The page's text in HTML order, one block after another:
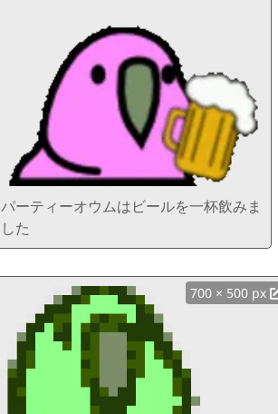
パーティーオウムはビールを一杯飲みま
した
700 × 500 px